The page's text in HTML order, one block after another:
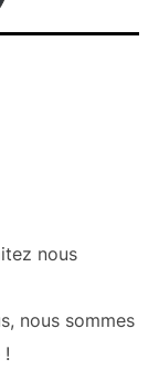
nous
nous sommes
!